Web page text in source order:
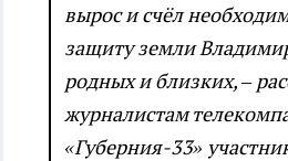
вырос и счёл
защиту земли
родных и близких, –
журналистам
«Губерния-33»